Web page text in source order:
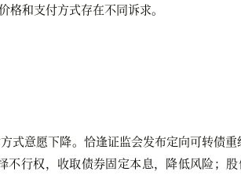
和支付方式存在不同诉求。
式意愿下降。恰逢证监会发布定向可转债重
权，收取债券固定本息，降低风险；股